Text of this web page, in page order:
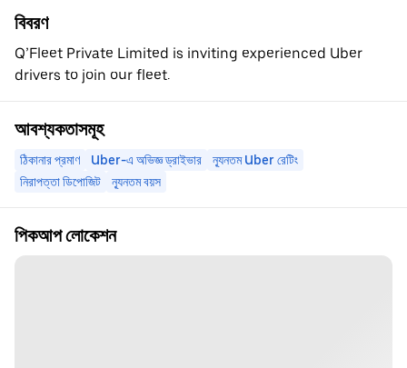
বিবরণ
Q’Fleet Private Limited is inviting experienced Uber
drivers to join our fleet.
আবশ্যকতাসমূহ
ঠিকানার প্রমাণ Uber-এ অভিজ্ঞ ড্রাইভার
ন্যূনতম Uber রেটিং
নিরাপত্তা ডিপোজিট
ন্যূনতম বয়স
পিকআপ লোকেশন